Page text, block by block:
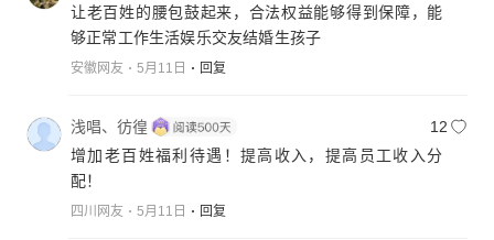
让老百姓的腰包鼓起来，合法权益能够得到保障，能
够正常工作生活娱乐交友结婚生孩子
安徽网友 5月11日 回复
浅唱、彷徨
12
增加老百姓福利待遇！提高收入，提高员工收入分
配！
四川网友 5月11日 回复